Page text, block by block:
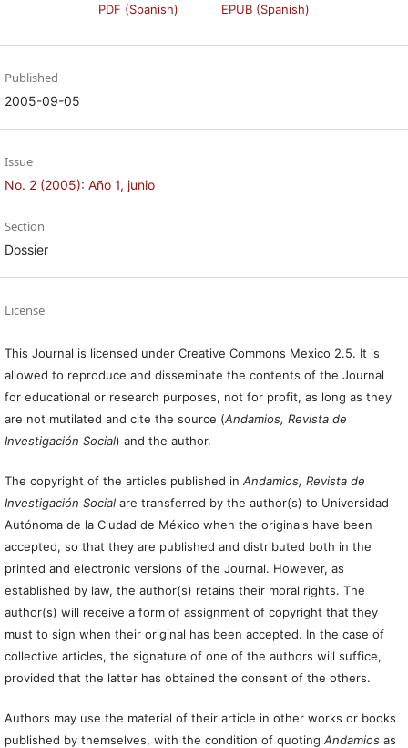
PDF (Spanish) EPUB (Spanish)
Published
2005-09-05
Issue
No. 2 (2005): Año 1, junio
Section
Dossier
License
This Journal is licensed under Creative Commons Mexico 2.5. It is
allowed to reproduce and disseminate the contents of the Journal
for educational or research purposes, not for profit, as long as they
are not mutilated and cite the source (Andamios, Revista de
Investigación Social) and the author.
The copyright of the articles published in Andamios, Revista de
Investigación Socialare transferred by the author(s) to Universidad
Autónoma de la Ciudad de México when the originals have been
accepted, so that they are published and distributed both in the
printed and electronic versions of the Journal. However, as
established by law, the author(s) retains their moral rights. The
author(s) will receive a form of assignment of copyright that they
must to sign when their original has been accepted. In the case of
collective articles, the signature of one of the authors will suffice,
provided that the latter has obtained the consent of the others.
Authors may use the material of their article in other works or books
published by themselves, with the condition of quoting Andamiosas